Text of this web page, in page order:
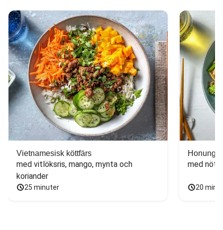
Vietnamesisk köttfärs
med vitlöksris, mango, mynta och
koriander
25 minuter
med
20